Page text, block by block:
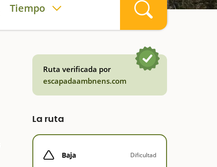
Tiempo
Ruta verificada por
escapadaambnens.com
La ruta
Baja Dificultad